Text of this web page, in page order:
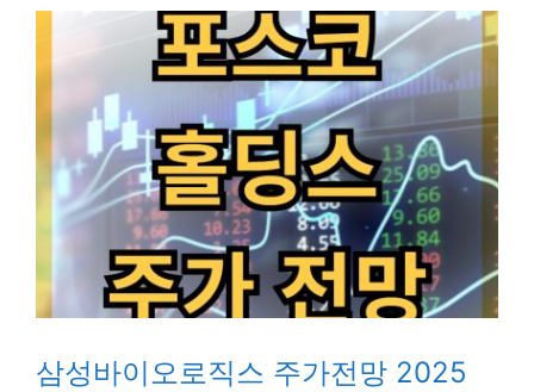
삼성바이오로직스 주가전망 2025